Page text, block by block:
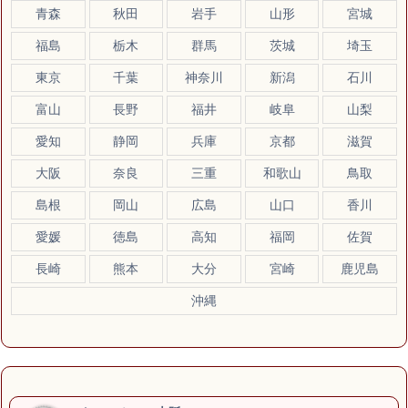
青森 秋田 岩手 山形 宮城
福島 栃木 群馬 茨城 埼玉
東京 千葉 神奈川 新潟 石川
富山 長野 福井 岐阜 山梨
愛知 静岡 兵庫 京都 滋賀
大阪 奈良 三重 和歌山 鳥取
島根 岡山 広島 山口 香川
愛媛 徳島 高知 福岡 佐賀
長崎 熊本 大分 宮崎 鹿児島
沖縄